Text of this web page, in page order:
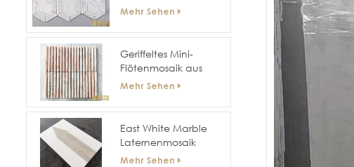
mit sechseckiger
Hotelwände und -
böden
Mehr Sehen
Geriffeltes Mini-
Flötenmosaik aus
gebogenem Marmor
Mehr Sehen
East White Marble
Laternenmosaik
Mehr Sehen